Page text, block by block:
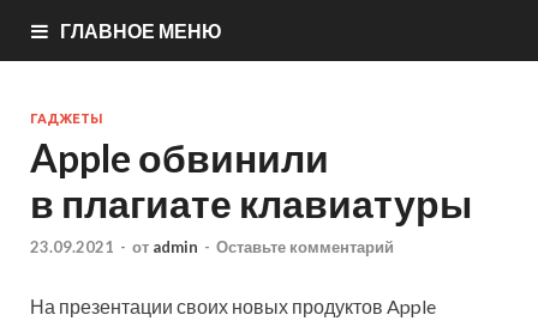
ГЛАВНОЕ МЕНЮ
ГАДЖЕТЫ
Apple обвинили
в плагиате клавиатуры
23.09.2021 - от admin - Оставьте комментарий
На презентации своих новых продуктов Apple